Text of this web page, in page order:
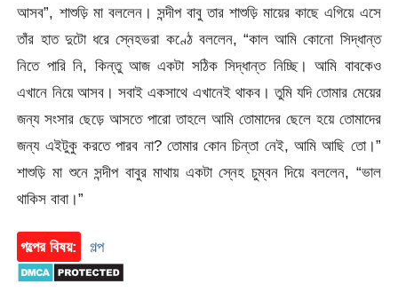
আসব”, শাশুড়ি মা বললেন। সন্দীপ বাবু তার শাশুড়ি মায়ের কাছে এগিয়ে এসে
তাঁর হাত দুটো ধরে স্নেহভরা কণ্ঠে বললেন, “কাল আমি কোনো সিদ্ধান্ত
নিতে পারি নি, কিন্তু আজ একটা সঠিক সিদ্ধান্ত নিচ্ছি। আমি বাবকেও
এখানে নিয়ে আসব। সবাই একসাথে এখানেই থাকব। তুমি যদি তোমার মেয়ের
জন্য সংসার ছেড়ে আসতে পারো তাহলে আমি তোমাদের ছেলে হয়ে তোমাদের
জন্য এইটুকু করতে পারব না? তোমার কোন চিন্তা নেই, আমি আছি তো।”
শাশুড়ি মা শুনে সন্দীপ বাবুর মাথায় একটা স্নেহ চুম্বন দিয়ে বললেন, “ভাল
থাকিস বাবা।”
গল্পের বিষয়: গল্প